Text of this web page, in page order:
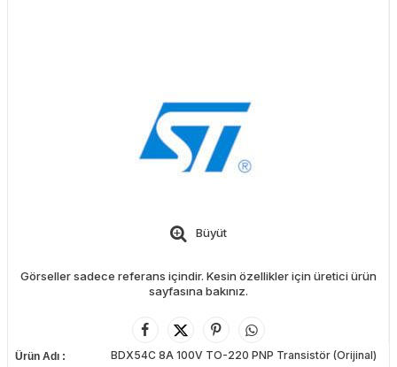
Büyüt
Görseller sadece referans içindir. Kesin özellikler için üretici ürün
sayfasına bakınız.
Ürün Adı BDX54C 8A 100V TO-220 PNP Transistör (Orijinal)